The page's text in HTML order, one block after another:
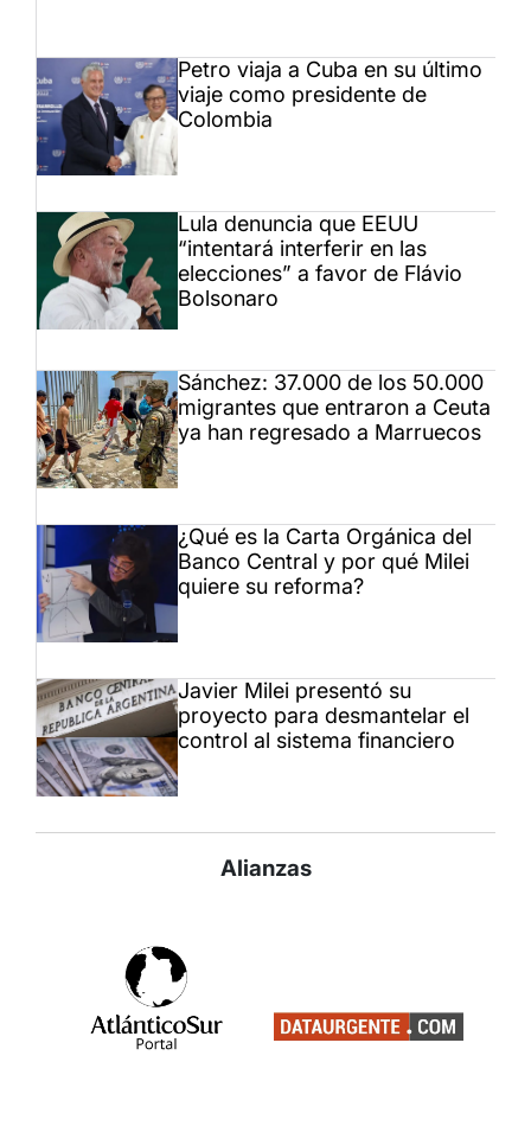
Petro viaja a Cuba en su último
viaje como presidente de
Colombia
Lula denuncia que EEUU
“intentará interferir en las
elecciones” a favor de Flávio
Bolsonaro
Sánchez: 37.000 de los 50.000
migrantes que entraron a Ceuta
ya han regresado a Marruecos
¿Qué es la Carta Orgánica del
Banco Central y por qué Milei
quiere su reforma?
Javier Milei presentó su
proyecto para desmantelar el
control al sistema financiero
Alianzas